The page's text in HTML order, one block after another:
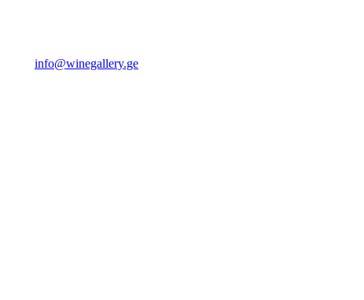
info@winegallery.ge